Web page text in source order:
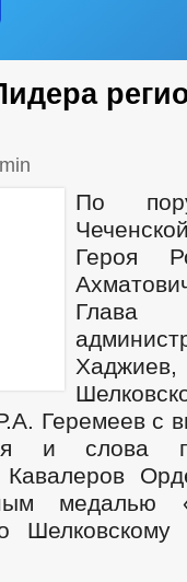
По
Героя
Геремеев с
и слова
Кавалеров
Шелковскому